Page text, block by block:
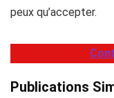
peux qu’accepter.
Publications